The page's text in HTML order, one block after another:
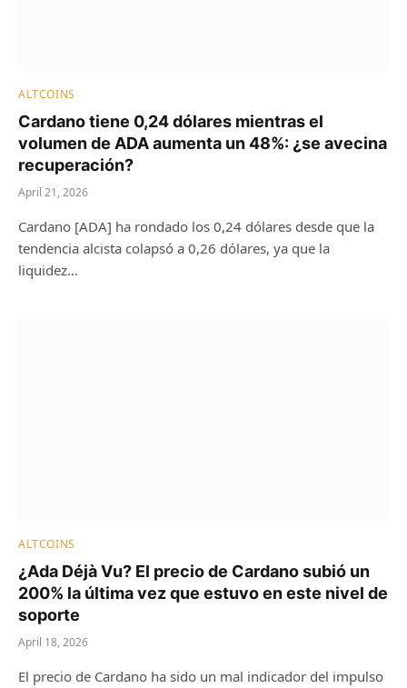
ALTCOINS
Cardano tiene 0,24 dólares mientras el
volumen de ADA aumenta un 48%: ¿se avecina
recuperación?
April 21, 2026
Cardano [ADA] ha rondado los 0,24 dólares desde que la
tendencia alcista colapsó a 0,26 dólares, ya que la
liquidez…
ALTCOINS
¿Ada Déjà Vu? El precio de Cardano subió un
200% la última vez que estuvo en este nivel de
soporte
April 18, 2026
El precio de Cardano ha sido un mal indicador del impulso